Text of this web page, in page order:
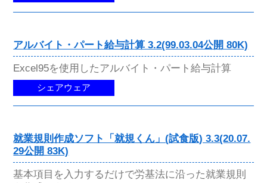
アルバイト・パート給与計算 3.2(99.03.04公開 80K)
Excel95を使用したアルバイト・パート給与計算
シェアウェア
就業規則作成ソフト「就規くん」(試食版) 3.3(20.07.
29公開 83K)
基本項目を入力するだけで労基法に沿った就業規則